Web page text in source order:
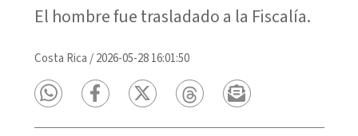
El hombre fue trasladado a la Fiscalía.
Costa Rica /2026-05-28 16:01:50